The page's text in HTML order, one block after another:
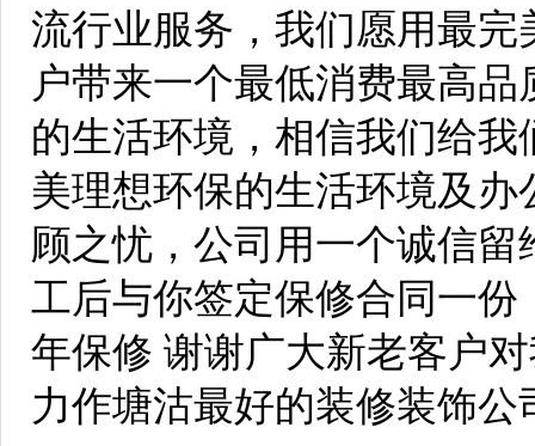
流行业服务，我们愿用最
户带来一个最低消费最高
的生活环境，相信我们给
美理想环保的生活环境及
顾之忧，公司用一个诚信
工后与你签定保修合同一
年保修 谢谢广大新老客户
力作塘沽最好的装修装饰